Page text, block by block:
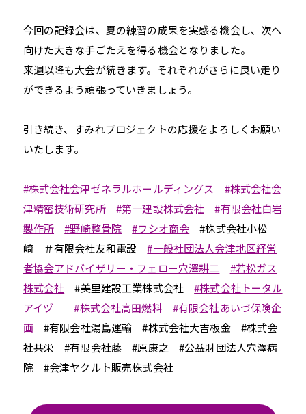
今回の記録会は、夏の練習の成果を実感る機会し、次へ
向けた大きな手ごたえを得る機会となりました。
来週以降も大会が続きます。それぞれがさらに良い走り
ができるよう頑張っていきましょう。
引き続き、すみれプロジェクトの応援をよろしくお願い
いたします。
#株式会社会津ゼネラルホールディングス
#株式会社会
津精密技術研究所
#第一建設株式会社
#有限会社白岩
製作所
#野崎整骨院 #ワシオ商会 #株式会社小松
崎 ＃有限会社友和電設#一般社団法人会津地区経営
者協会アドバイザリー・フェロー穴澤耕二
#若松ガス
株式会社 #美里建設工業株式会社#株式会社トータル
アイヅ
#株式会社高田燃料
#有限会社あいづ保険企
画#有限会社湯島運輸 #株式会社大吉板金 #株式会
社共栄 #有限会社藤 #原康之 #公益財団法人穴澤病
院 #会津ヤクルト販売株式会社